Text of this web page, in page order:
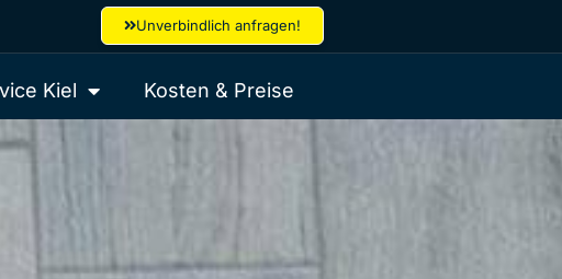
Unverbindlich anfragen!
Kiel Kosten & Preise